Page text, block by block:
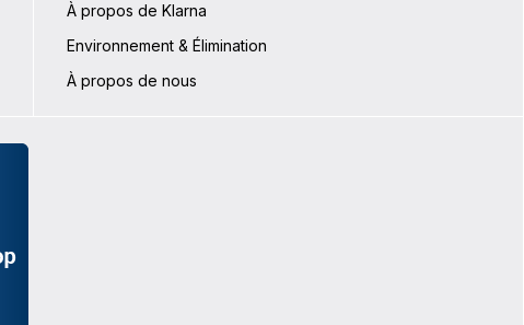
À propos de Klarna
Environnement & Élimination
À propos de nous